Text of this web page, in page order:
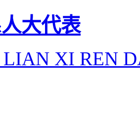
大代表
LIAN XI REN